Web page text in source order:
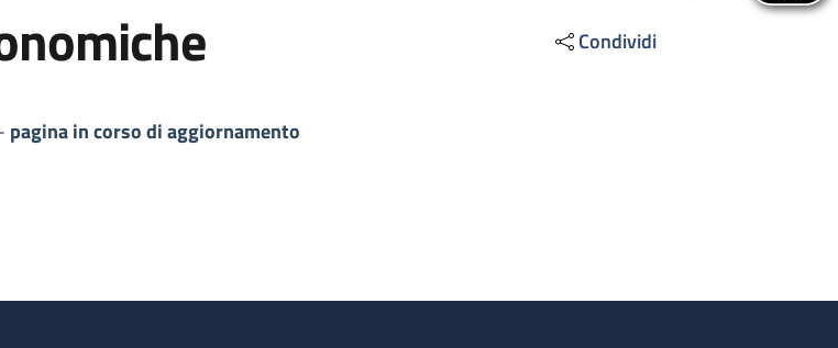
Condividi
pagina in corso di aggiornamento